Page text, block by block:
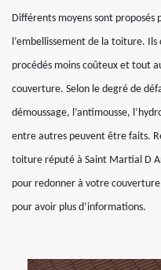
Différents moyens sont
l’embellissement de la toiture.
procédés moins coûteux et tout
couverture. Selon le degré de
démoussage, l’antimousse,
entre autres peuvent être faits.
toiture réputé à Saint Martial D
pour redonner à votre
pour avoir plus d’informations.